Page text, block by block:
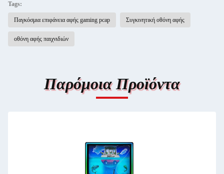
Tags:
Παγκόσμια επιφάνεια αφής gaming pcap Συγκινητική οθόνη αφής
οθόνη αφής παιχνιδιών
Παρόμοια Προϊόντα